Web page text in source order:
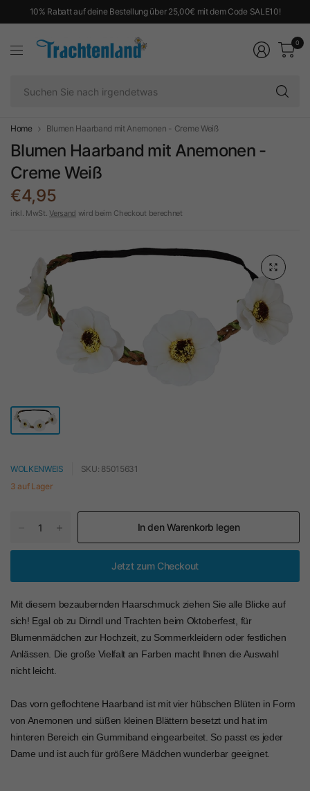
10% Rabatt auf deine Bestellung über 25,00€ mit dem Code SALE10!
0
Home Blumen Haarband mit Anemonen - Creme Weiß
Blumen Haarband mit Anemonen -
Creme Weiß
€4,95
inkl. MwSt.Versand wird beim Checkout berechnet
WOLKENWEIS
SKU: 85015631
3 auf Lager
In den Warenkorb legen
Jetzt zum Checkout
Mit diesem bezaubernden Haarschmuck ziehen Sie alle Blicke auf
sich! Egal ob zu Dirndl und Trachten beim Oktoberfest, für
Blumenmädchen zur Hochzeit, zu Sommerkleidern oder festlichen
Anlässen. Die große Vielfalt an Farben macht Ihnen die Auswahl
nicht leicht.
Das vorn geflochtene Haarband ist mit vier hübschen Blüten in Form
von Anemonen und süßen kleinen Blättern besetzt und hat im
hinteren Bereich ein Gummiband eingearbeitet. So passt es jeder
Dame und ist auch für größere Mädchen wunderbar geeignet.